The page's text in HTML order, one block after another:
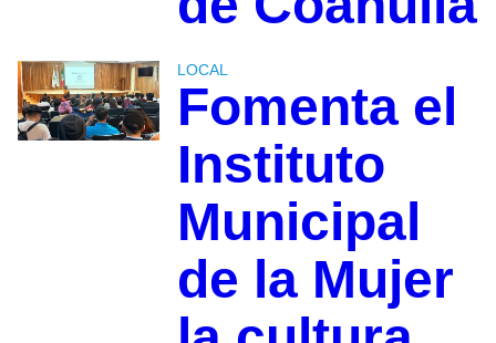
LOCAL
Fomenta el
Instituto
Municipal
de la Mujer